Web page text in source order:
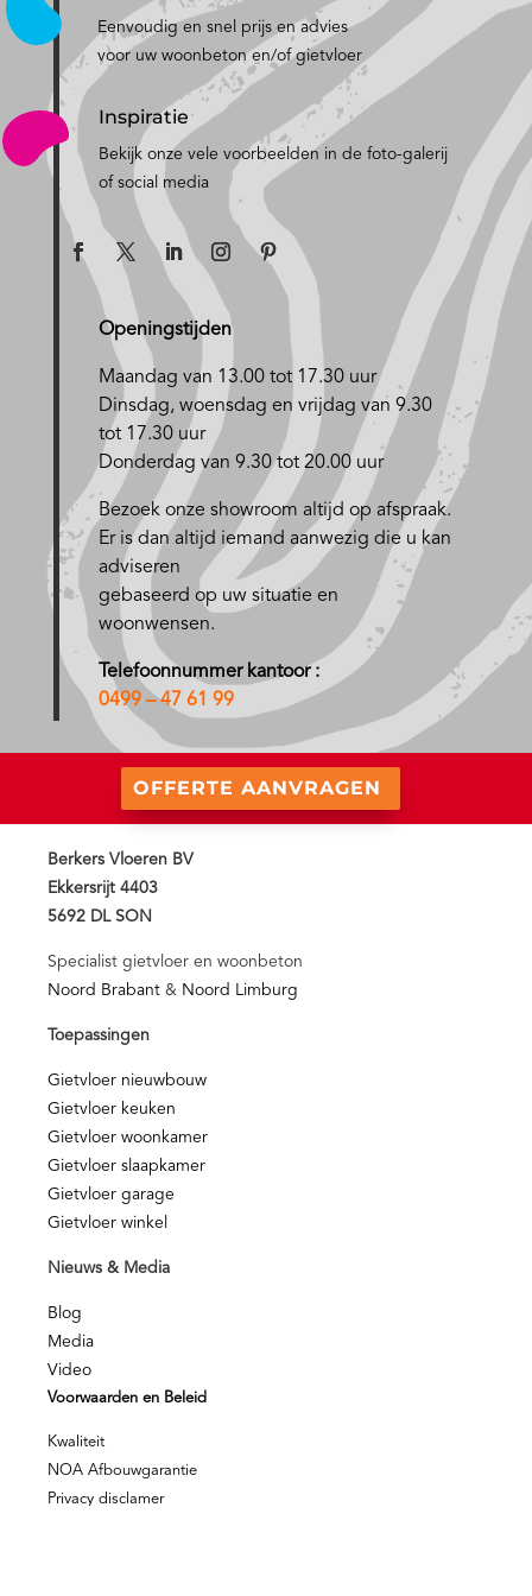
Eenvoudig en snel prijs en advies
voor uw woonbeton en/of gietvloer
Inspiratie
Bekijk onze vele voorbeelden in de foto-galerij
of social media
Openingstijden
Maandag van 13.00 tot 17.30 uur
Dinsdag, woensdag en vrijdag van 9.30
tot 17.30 uur
Donderdag van 9.30 tot 20.00 uur
Bezoek onze showroom altijd op afspraak.
Er is dan altijd iemand aanwezig die u kan
adviseren
gebaseerd op uw situatie en
woonwensen.
Telefoonnummer kantoor :
0499 – 47 61 99
OFFERTE AANVRAGEN
Berkers Vloeren BV
Ekkersrijt 4403
5692 DL SON
Specialist gietvloer en woonbeton
Noord Brabant & Noord Limburg
Toepassingen
Gietvloer nieuwbouw
Gietvloer keuken
Gietvloer woonkamer
Gietvloer slaapkamer
Gietvloer garage
Gietvloer winkel
Nieuws & Media
Blog
Media
Video
Voorwaarden en Beleid
Kwaliteit
NOA Afbouwgarantie
Privacy disclamer